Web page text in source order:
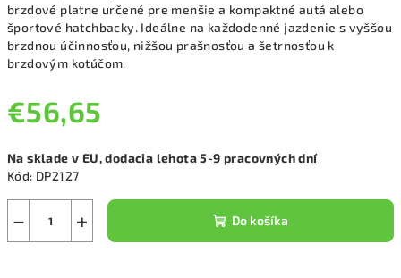
brzdové platne určené pre menšie a kompaktné autá alebo
športové hatchbacky. Ideálne na každodenné jazdenie s vyššou
brzdnou účinnosťou, nižšou prašnosťou a šetrnosťou k
brzdovým kotúčom.
€56,65
cena:
Na sklade v EU, dodacia lehota 5-9 pracovných dní
Kód: DP2127
+
− Do košíka